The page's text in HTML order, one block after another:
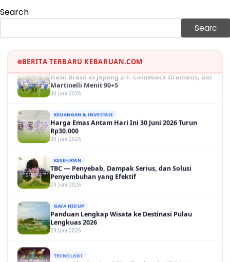
Search
Searc
BERITA TERBARU KEBARUAN.COM
GAYA HIDUP
Sinopsis Film Marauders, Misteri Perampokan
OLAH RAGA
Hasil Brasil vs Jepang 2-1: Comeback Dramatis, Gol
Martinelli Menit 90+5
30 Juni 2026
Harga Emas Antam Hari Ini 30 Juni 2026 Turun
Rp30.000
30 Juni 2026
TBC — Penyebab, Dampak Serius, dan Solusi
Penyembuhan yang Efektif
29 Juni 2026
Panduan Lengkap Wisata ke Destinasi Pulau
Lengkuas 2026
29 Juni 2026
Harga PlayStation 6 Bisa Tembus Rp17,8 Juta